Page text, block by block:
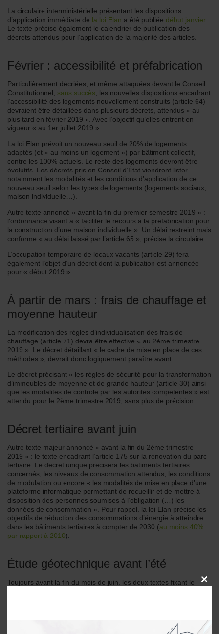
La circulaire interministérielle présentant les dispositions
d’application immédiate de la loi Elan a été publiée début janvier.
Le texte précise également le calendrier de publication des
décrets attendus pour l’application de la majorité des articles.
Février : accessibilité et préfabrication
Particulièrement décriées, et même attaquées devant le Conseil
Constitutionnel, sans succès , les nouvelles dispositions encadrant
l’accessibilité des logements nouvellement construits (article 64)
devraient être détaillées dans plusieurs décrets, attendus « au
plus tard en février 2019 ». Avec l’objectif qu’elles entrent en
vigueur « au 1er juillet 2019 ».
La loi Elan prévoit un nouveau seuil de 20% de logements
adaptés (et « au moins un logement ») par bâtiment collectif,
contre les 100% actuels. Le reste des logements devront être
évolutifs. Les décrets pris en Conseil d’État viendront lister
notamment les modalités et les conditions d’application de ce
nouveau seuil selon les types de logements (logements sociaux,
maison individuelle…).
Autre texte annoncé « avant la fin du premier semestre 2019 » :
l’ordonnance visant à « faciliter le recours à la préfabrication pour
la construction d’une maison individuelle ». Un délai restreint mais
conforme « au délai laissé par l’article 65 », précise la circulaire.
L’occupation temporaire de locaux vacants (article 29) fera
également l’objet d’un décret dont la publication est annoncée
pour « début 2019 ».
À partir de mars : frais de chauffage et
moyenne hauteur
La modification des règles d’individualisation des frais de
chauffage (article 71) devra être effective « au 2ème trimestre
2019 ». Le décret détaillant « le cadre de mise en place de ces
méthodes », devrait donc logiquement paraître avant.
Le décret précisant « les règles de sécurité pour la transformation
d’immeubles de moyenne et de grande hauteur (article 30) ainsi
que les modalités de contrôle par les autorités compétentes » est
attendu pour le 2ème trimestre 2019, sans plus de précision.
Décret tertiaire avant juin
Autre texte majeur annoncé « avant la fin du 2ème trimestre
2019 » : le texte encadrant l’article 175 sur la rénovation du parc
tertiaire. Le décret unique précisera les bâtiments tertiaires
concernés, les niveaux de consommation attendus, les conditions
de modulation ou encore « les modalités de mise en place d’une
plateforme informatique permettant de recueillir et de mettre à
disposition des personnes soumises à l’obligation (…) les
données de consommation ». Pour rappel, la loi Elan précise les
objectifs de réduction des consommations d’énergie à atteindre
dans les bâtiments tertiaires à compter de 2030 (au moins 40%
par rapport à 2010).
Étude géotechnique avant l’été
Toujours avant la fin du mois de juin, les deux textes fixant le
CLOSE